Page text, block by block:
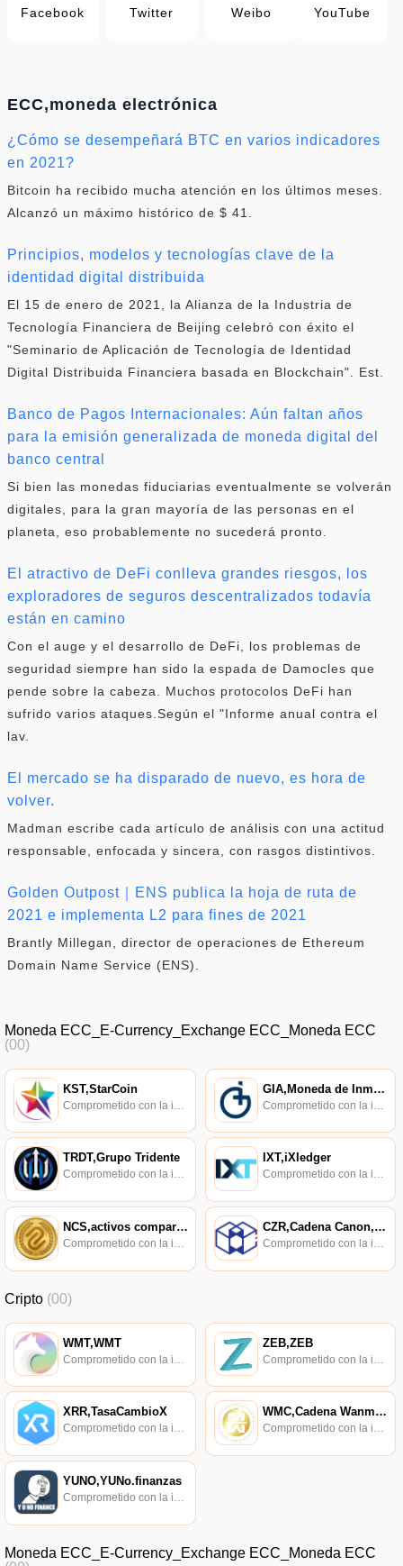
Facebook Twitter Weibo YouTube
ECC,moneda electrónica
¿Cómo se desempeñará BTC en varios indicadores
en 2021?
Bitcoin ha recibido mucha atención en los últimos meses.
Alcanzó un máximo histórico de $ 41.
Principios, modelos y tecnologías clave de la
identidad digital distribuida
El 15 de enero de 2021, la Alianza de la Industria de
Tecnología Financiera de Beijing celebró con éxito el
"Seminario de Aplicación de Tecnología de Identidad
Digital Distribuida Financiera basada en Blockchain". Est.
Banco de Pagos Internacionales: Aún faltan años
para la emisión generalizada de moneda digital del
banco central
Si bien las monedas fiduciarias eventualmente se volverán
digitales, para la gran mayoría de las personas en el
planeta, eso probablemente no sucederá pronto.
El atractivo de DeFi conlleva grandes riesgos, los
exploradores de seguros descentralizados todavía
están en camino
Con el auge y el desarrollo de DeFi, los problemas de
seguridad siempre han sido la espada de Damocles que
pende sobre la cabeza. Muchos protocolos DeFi han
sufrido varios ataques.Según el "Informe anual contra el
lav.
El mercado se ha disparado de nuevo, es hora de
volver.
Madman escribe cada artículo de análisis con una actitud
responsable, enfocada y sincera, con rasgos distintivos.
Golden Outpost｜ENS publica la hoja de ruta de
2021 e implementa L2 para fines de 2021
Brantly Millegan, director de operaciones de Ethereum
Domain Name Service (ENS).
Moneda ECC_E-Currency_Exchange ECC_Moneda ECC
(00)
KST,StarCoin GIA,Moneda de Inmunidad,GIA
TRDT,Grupo Tridente
Comprometido con la investigación de políticas en los campos de las nuevas finanzas, las finanzas internacionales y los mercados financieros.
IXT,iXledger
Comprometido con la investigación de políticas en los campos de las nuevas finanzas, las finanzas internacionales y los mercados financieros.
NCS,activos compartidos,NCShares
Comprometido con la investigación de políticas en los campos de las nuevas finanzas, las finanzas internacionales y los mercados financieros.
CZR,Cadena Canon,Cadena Canon
Comprometido con la investigación de políticas en los campos de las nuevas finanzas, las finanzas internacionales y los mercados financieros.
Cripto (00)
WMT,WMT ZEB,ZEB
XRR,TasaCambioX
Comprometido con la investigación de políticas en los campos de las nuevas finanzas, las finanzas internacionales y los mercados financieros.
WMC,Cadena Wanmei,Cadena WM
Comprometido con la investigación de políticas en los campos de las nuevas finanzas, las finanzas internacionales y los mercados financieros.
YUNO,YUNo.finanzas
Comprometido con la investigación de políticas en los campos de las nuevas finanzas, las finanzas internacionales y los mercados financieros.
Moneda ECC_E-Currency_Exchange ECC_Moneda ECC